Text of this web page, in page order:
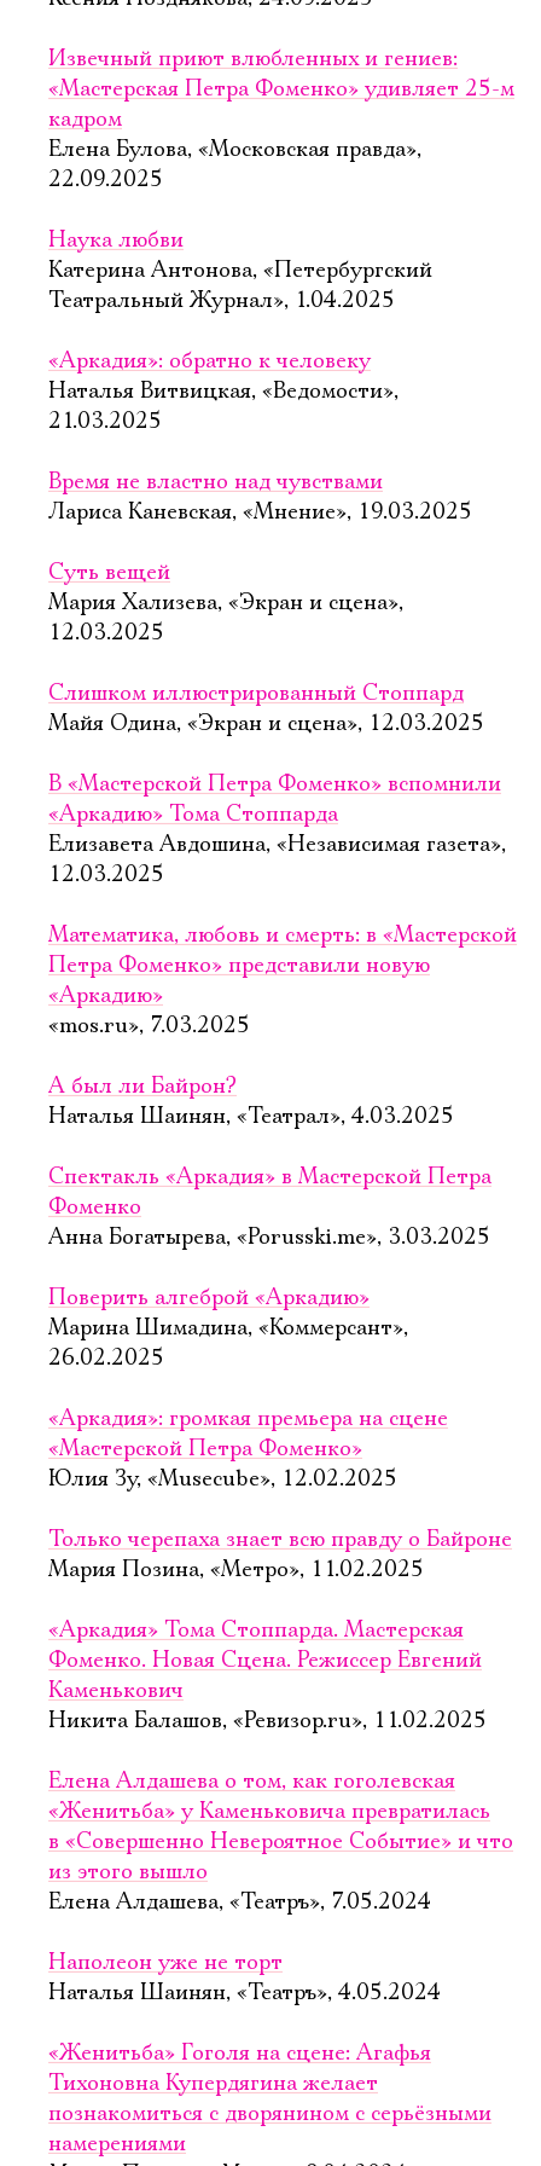
Извечный приют влюбленных и гениев:
«Мастерская Петра Фоменко» удивляет 25-м
кадром
Елена Булова, «Московская правда»,
22.09.2025
Наука любви
Катерина Антонова, «Петербургский
Театральный Журнал», 1.04.2025
«Аркадия»: обратно к человеку
Наталья Витвицкая, «Ведомости»,
21.03.2025
Время не властно над чувствами
Лариса Каневская, «Мнение», 19.03.2025
Суть вещей
Мария Хализева, «Экран и сцена»,
12.03.2025
Слишком иллюстрированный Стоппард
Майя Одина, «Экран и сцена», 12.03.2025
В «Мастерской Петра Фоменко» вспомнили
«Аркадию» Тома Стоппарда
Елизавета Авдошина, «Независимая газета»,
12.03.2025
Математика, любовь и смерть: в «Мастерской
Петра Фоменко» представили новую
«Аркадию»
«mos.ru», 7.03.2025
А был ли Байрон?
Наталья Шаинян, «Театрал», 4.03.2025
Спектакль «Аркадия» в Мастерской Петра
Фоменко
Анна Богатырева, «Porusski.me», 3.03.2025
Поверить алгеброй «Аркадию»
Марина Шимадина, «Коммерсант»,
26.02.2025
«Аркадия»: громкая премьера на сцене
«Мастерской Петра Фоменко»
Юлия Зу, «Musecube», 12.02.2025
Только черепаха знает всю правду о Байроне
Мария Позина, «Метро», 11.02.2025
«Аркадия» Тома Стоппарда. Мастерская
Фоменко. Новая Сцена. Режиссер Евгений
Каменькович
Никита Балашов, «Ревизор.ru», 11.02.2025
Елена Алдашева о том, как гоголевская
«Женитьба» у Каменьковича превратилась
в «Совершенно Невероятное Событие» и что
из этого вышло
Елена Алдашева, «Театръ», 7.05.2024
Наполеон уже не торт
Наталья Шаинян, «Театръ», 4.05.2024
«Женитьба» Гоголя на сцене: Агафья
Тихоновна Купердягина желает
познакомиться с дворянином с серьёзными
намерениями